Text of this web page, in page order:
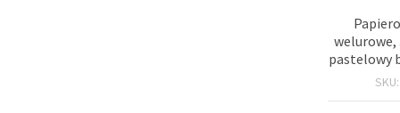
pastelowy
SKU: